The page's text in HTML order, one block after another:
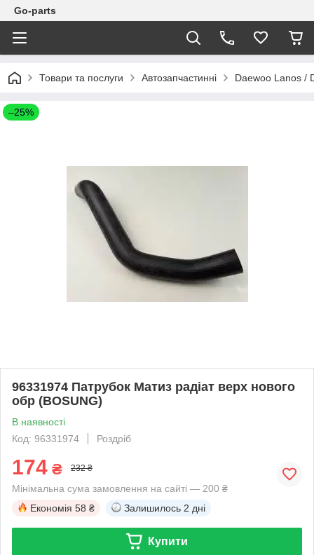
Go-parts
Товари та послуги Автозапчастинні Daewoo Lanos /
–25%
96331974 Патрубок Матиз радіат верх нового
обр (BOSUNG)
В наявності
Код: 96331974
Роздріб
174 ₴ 232 ₴
Мінімальна сума замовлення на сайті — 200 ₴
Економія 58 ₴ Залишилось 2 дні
Купити